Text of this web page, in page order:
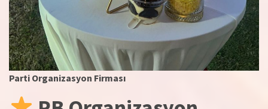
Parti Organizasyon Firması